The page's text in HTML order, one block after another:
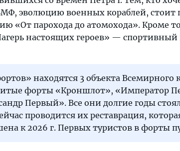
эволюцию военных кораблей, стоит
«От парохода до атомохода». Кроме
настоящих героев» —
находятся 3 объекта Всемирного
форты «Кроншлот», «Император
Первый». Все они долгие годы
проводится их реставрация,
к 2026 г. Первых туристов в форты